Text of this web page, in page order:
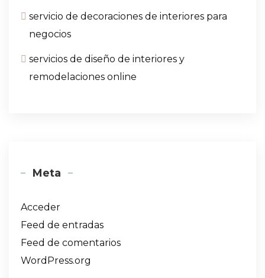
servicio de decoraciones de interiores para
negocios
servicios de diseño de interiores y
remodelaciones online
Meta
Acceder
Feed de entradas
Feed de comentarios
WordPress.org